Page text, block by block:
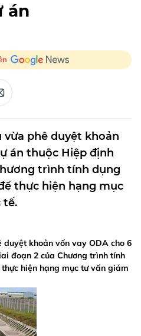
án
phê duyệt khoản
án thuộc Hiệp định
trình tính dụng
thực hiện hạng mục
tế.
duyệt khoản vốn vay ODA cho 6
đoạn 2 của Chương trình tính
hiện hạng mục tư vấn giám